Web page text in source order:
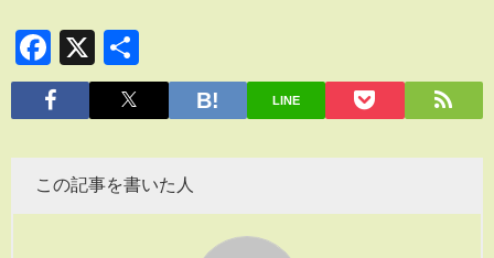
Facebook
X
有
LINE
この記事を書いた人